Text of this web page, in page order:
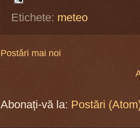
Etichete: meteo
Postări mai noi
Abonați-vă la: Postări